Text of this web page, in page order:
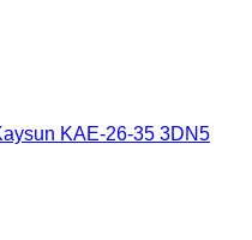
KAE-26-35 3DN5